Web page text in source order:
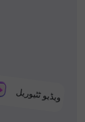
ویڈیو ٹٹیوریل